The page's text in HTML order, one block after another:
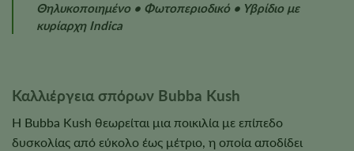
Θηλυκοποιημένο • Φωτοπεριοδικό • Υβρίδιο με
κυρίαρχη Indica
Καλλιέργεια σπόρων Bubba Kush
Η Bubba Kush θεωρείται μια ποικιλία με επίπεδο
δυσκολίας από εύκολο έως μέτριο, η οποία αποδίδει